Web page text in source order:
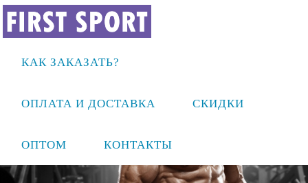
КАК ЗАКАЗАТЬ?
ОПЛАТА И ДОСТАВКА СКИДКИ
ОПТОМ КОНТАКТЫ